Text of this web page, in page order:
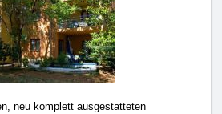
neu komplett ausgestatteten